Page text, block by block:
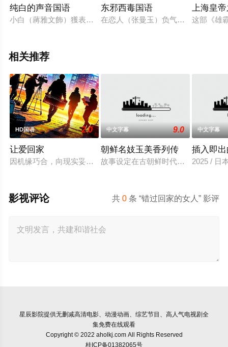
纯白的声音国语
小白（蔣雅文飾）獲表姐介紹而成為配音員，因此結識了收音
东邪西毒国语
在恋人（张曼玉）负气嫁给兄长的当
上海皇
这部《雄
相关推荐
HD国语 2.0
让爱回家
因机缘巧合，向现实妥协的导演朱达仁萌生拍一部《河南人在
中文字幕 9.0
朝鲜名妓玉美香列传
故事设定在古朝鲜时代，有一处著名
中文字幕
插入即
2025 / 日
共0 条 “错过回家的女人” 影评
影视评论
星辰影院提供无删减高清电影、动漫动画、综艺节目、高人气电视剧全
集免费在线观看
Copyright © 2022 aholkj.com All Rights Reserved
桂ICP备01382065号